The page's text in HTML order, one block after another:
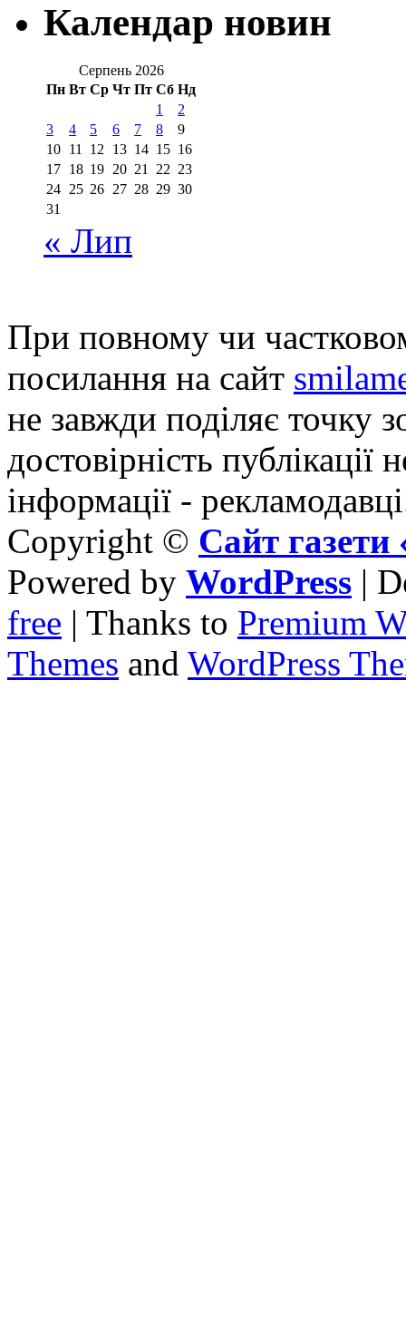
Календар новин
Серпень 2026
Пн Вт Ср Чт Пт Сб Нд
1
2
3
4 5 6 7 8
9
10 11 12 13 14 15 16
17 18 19 20 21 22 23
24 25 26 27 28 29 30
31
« Лип
При повному чи
посилання на сайт
не завжди поділяє точку
достовірність публікації
інформації -
Copyright © Сайт
Powered by WordPress |
free | Thanks to Premium
Themes and WordPress